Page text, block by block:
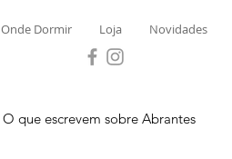
Onde Dormir Loja Novidades
O que escrevem sobre Abrantes